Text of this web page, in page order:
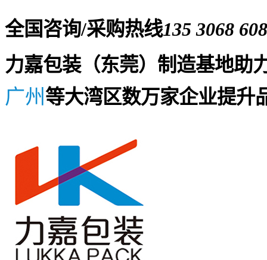
全国咨询/采购热线135 3068
力嘉包装（东莞）制造基地助
广州等大湾区数万家企业提升